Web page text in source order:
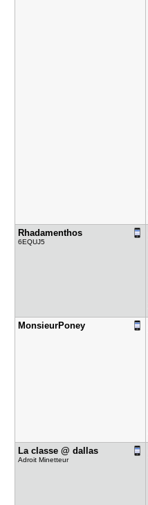
Rhadamenth​os
6EQUJ5
MonsieurPo​ney
La classe ​@ dallas
Adroit Minetteur